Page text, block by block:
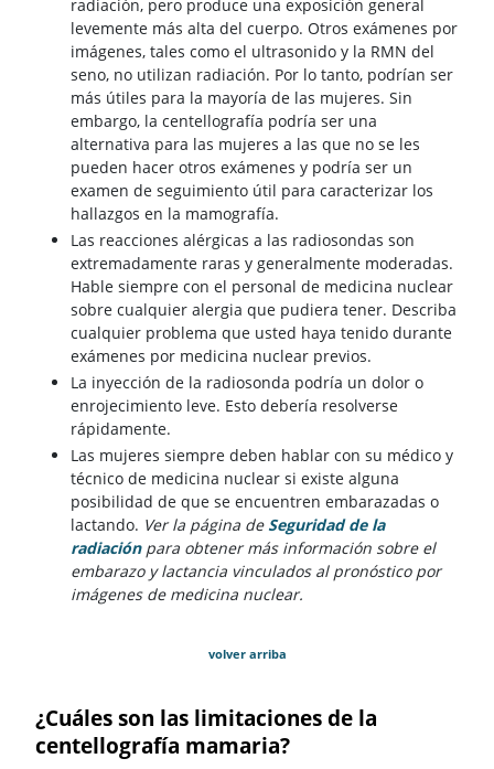
radiación, pero produce una exposición general
levemente más alta del cuerpo. Otros exámenes por
imágenes, tales como el ultrasonido y la RMN del
seno, no utilizan radiación. Por lo tanto, podrían ser
más útiles para la mayoría de las mujeres. Sin
embargo, la centellografía podría ser una
alternativa para las mujeres a las que no se les
pueden hacer otros exámenes y podría ser un
examen de seguimiento útil para caracterizar los
hallazgos en la mamografía.
Las reacciones alérgicas a las radiosondas son
extremadamente raras y generalmente moderadas.
Hable siempre con el personal de medicina nuclear
sobre cualquier alergia que pudiera tener. Describa
cualquier problema que usted haya tenido durante
exámenes por medicina nuclear previos.
La inyección de la radiosonda podría un dolor o
enrojecimiento leve. Esto debería resolverse
rápidamente.
Las mujeres siempre deben hablar con su médico y
técnico de medicina nuclear si existe alguna
posibilidad de que se encuentren embarazadas o
lactando. Ver la página de Seguridad de la
radiaciónpara obtener más información sobre el
embarazo y lactancia vinculados al pronóstico por
imágenes de medicina nuclear.
volver arriba
¿Cuáles son las limitaciones de la
centellografía mamaria?